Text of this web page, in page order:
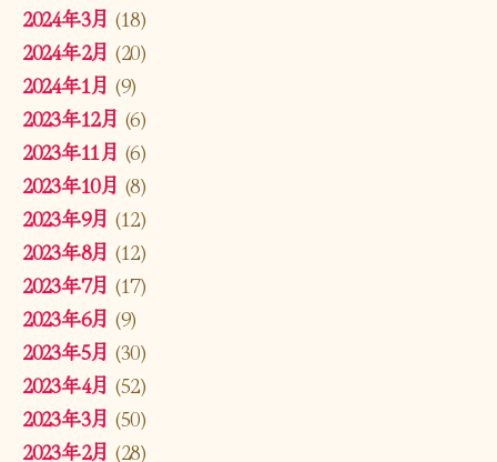
2024年3月 (18)
2024年2月 (20)
2024年1月 (9)
2023年12月 (6)
2023年11月 (6)
2023年10月 (8)
2023年9月 (12)
2023年8月 (12)
2023年7月 (17)
2023年6月 (9)
2023年5月 (30)
2023年4月 (52)
2023年3月 (50)
2023年2月 (28)